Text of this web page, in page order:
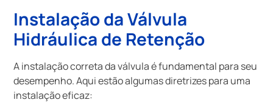
Instalação da Válvula
Hidráulica de Retenção
A instalação correta da válvula é fundamental para seu
desempenho. Aqui estão algumas diretrizes para uma
instalação eficaz: